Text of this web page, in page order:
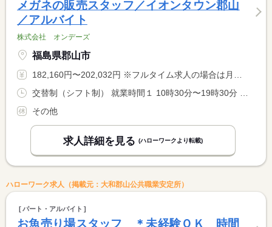
メガネの販売スタッフ／イオンタウン郡山
／アルバイト
株式会社 オンデーズ
福島県郡山市
182,160円〜202,032円 ※フルタイム求人の場合は月額（換算額）、パート求人の場合は時間額を表示しています。
交替制（シフト制） 就業時間１ 10時30分〜19時30分 就業時間２ 12時00分〜21時00分 就業時間３ 9時00分〜18時00分 就業時間に関する特記事項 １ヶ月ごとのシフト制
その他
求人詳細を見る (ハローワークより転載)
ハローワーク求人（掲載元：大和郡山公共職業安定所）
パート・アルバイト
お魚売り場スタッフ ＊未経験ＯＫ 時間